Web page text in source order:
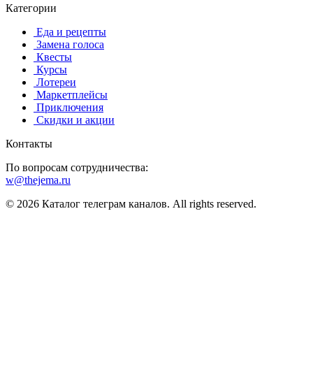
Категории
️ ️Еда и рецепты
️ Замена голоса
️ Квесты
‍ Курсы
️ Лотереи
️ Маркетплейсы
️ Приключения
️ Скидки и акции
Контакты
По вопросам сотрудничества:
w@thejema.ru
© 2026 Каталог телеграм каналов. All rights reserved.